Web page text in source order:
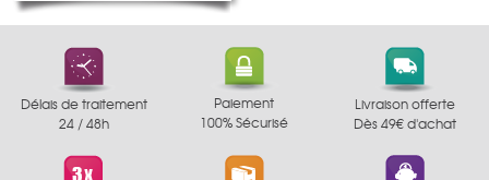
Délais de traitement
24 / 48h
Paiement
100% Sécurisé
Livraison offerte
Dès 49€ d'achat